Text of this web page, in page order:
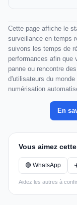
Cette page affiche le
surveillance en temps
suivons les temps de
performances afin que
panne ou rencontre
d'utilisateurs du
numérisation
En
Vous aimez
🟢 WhatsApp
Aidez les autres à